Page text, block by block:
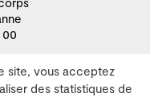
site, vous acceptez
des statistiques de
00